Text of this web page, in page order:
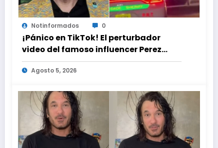
Notinformados 0
¡Pánico en TikTok! El perturbador
video del famoso influencer Perez
Hilton que obligó a sus fans a pedir
ayuda médica
Agosto 5, 2026